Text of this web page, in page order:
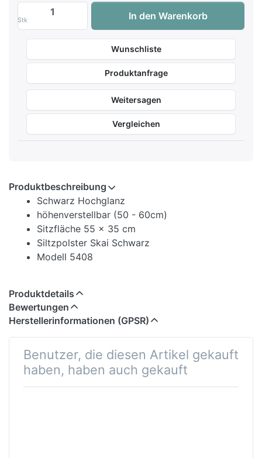
Stk
Klavierbank höhenverstellbar - Schwarz
In den Warenkorb
Wunschliste
Produktanfrage
Weitersagen
Vergleichen
Produktbeschreibung
Schwarz Hochglanz
höhenverstellbar (50 - 60cm)
Sitzfläche 55 x 35 cm
Siltzpolster Skai Schwarz
Modell 5408
Produktdetails
Bewertungen
Herstellerinformationen (GPSR)
Benutzer, die diesen Artikel gekauft
haben, haben auch gekauft